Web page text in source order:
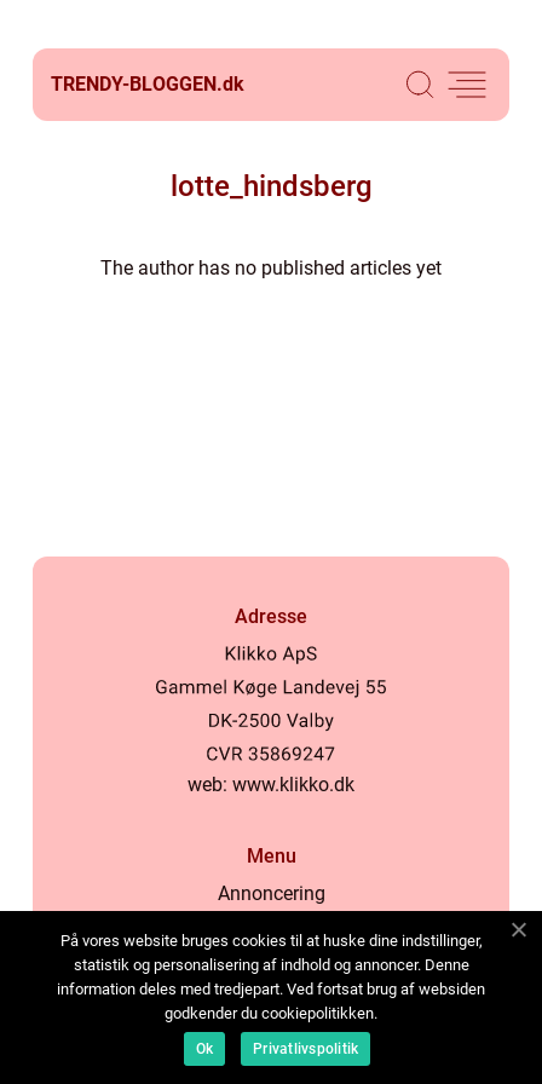
TRENDY-BLOGGEN.dk
lotte_hindsberg
The author has no published articles yet
Adresse
web: www.klikko.dk
Menu
Annoncering
Cookies
Kontakt os
Sitemap
På vores website bruges cookies til at huske dine indstillinger,
statistik og personalisering af indhold og annoncer. Denne
information deles med tredjepart. Ved fortsat brug af websiden
godkender du cookiepolitikken.
Ok Privatlivspolitik